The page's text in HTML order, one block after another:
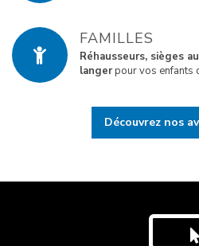
FAMILLES
Réhausseurs, sièges
langerpour vos enfants
Découvrez nos